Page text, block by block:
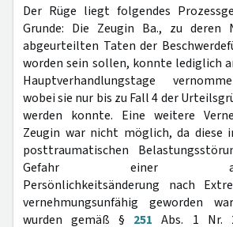
Der Rüge liegt folgendes
Grunde: Die Zeugin Ba., zu deren
abgeurteilten Taten der
worden sein sollen, konnte lediglich
Hauptverhandlungstage
wobei sie nur bis zu Fall 4 der
werden konnte. Eine weitere
Zeugin war nicht möglich, da diese
posttraumatischen
Gefahr einer
Persönlichkeitsänderung nach
vernehmungsunfähig geworden
wurden gemäß § 251 Abs. 1 Nr.